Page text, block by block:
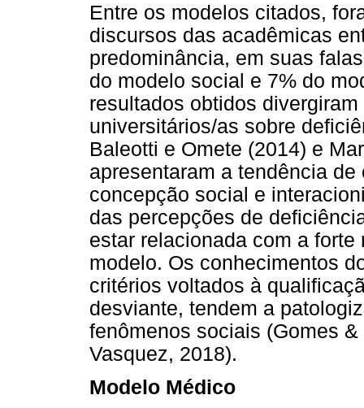
Entre os modelos citados,
discursos das acadêmicas
predominância, em suas
do modelo social e 7% do
resultados obtidos
universitários/as sobre
Baleotti e Omete (2014) e
apresentaram a tendência
concepção social e
das percepções de
estar relacionada com a
modelo. Os conhecimentos
critérios voltados à
desviante, tendem a
fenômenos sociais (Gomes
Vasquez, 2018).
Modelo Médico